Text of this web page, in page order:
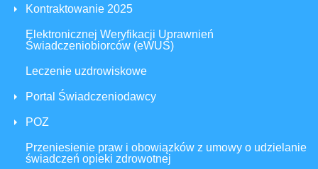
Kontraktowanie 2025
Elektronicznej Weryfikacji Uprawnień
Świadczeniobiorców (eWUŚ)
Leczenie uzdrowiskowe
Portal Świadczeniodawcy
POZ
Przeniesienie praw i obowiązków z umowy o udzielanie
świadczeń opieki zdrowotnej